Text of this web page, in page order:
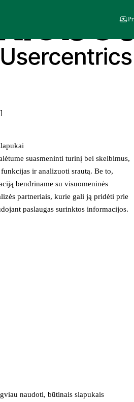
suasmeninti turinį bei skelbimus,
ir analizuoti srautą. Be to,
bendriname su visuomeninės
partneriais, kurie gali ją pridėti prie
paslaugas surinktos informacijos.
naudoti, būtinais slapukais